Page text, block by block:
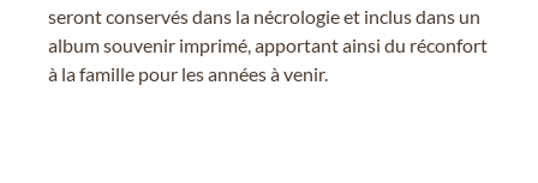
seront conservés dans la nécrologie et inclus dans un
album souvenir imprimé, apportant ainsi du réconfort
à la famille pour les années à venir.